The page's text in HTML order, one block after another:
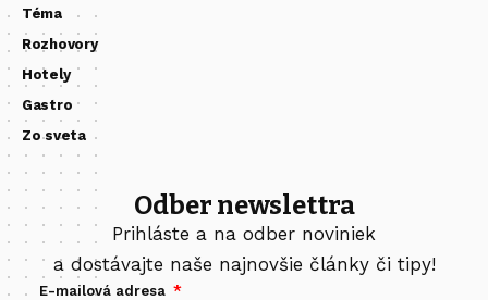
Téma
Rozhovory
Hotely
Gastro
Zo sveta
Odber newslettra
Prihláste a na odber noviniek
a dostávajte naše najnovšie články či tipy!
E-mailová adresa